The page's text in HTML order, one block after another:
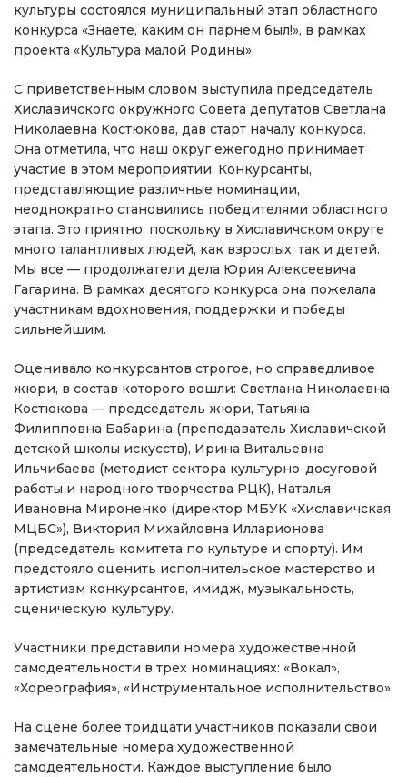
культуры состоялся муниципальный этап областного
конкурса «Знаете, каким он парнем был!», в рамках
проекта «Культура малой Родины».
С приветственным словом выступила председатель
Хиславичского окружного Совета депутатов Светлана
Николаевна Костюкова, дав старт началу конкурса.
Она отметила, что наш округ ежегодно принимает
участие в этом мероприятии. Конкурсанты,
представляющие различные номинации,
неоднократно становились победителями областного
этапа. Это приятно, поскольку в Хиславичском округе
много талантливых людей, как взрослых, так и детей.
Мы все — продолжатели дела Юрия Алексеевича
Гагарина. В рамках десятого конкурса она пожелала
участникам вдохновения, поддержки и победы
сильнейшим.
Оценивало конкурсантов строгое, но справедливое
жюри, в состав которого вошли: Светлана Николаевна
Костюкова — председатель жюри, Татьяна
Филипповна Бабарина (преподаватель Хиславичской
детской школы искусств), Ирина Витальевна
Ильчибаева (методист сектора культурно-досуговой
работы и народного творчества РЦК), Наталья
Ивановна Мироненко (директор МБУК «Хиславичская
МЦБС»), Виктория Михайловна Илларионова
(председатель комитета по культуре и спорту). Им
предстояло оценить исполнительское мастерство и
артистизм конкурсантов, имидж, музыкальность,
сценическую культуру.
Участники представили номера художественной
самодеятельности в трех номинациях: «Вокал»,
«Хореография», «Инструментальное исполнительство».
На сцене более тридцати участников показали свои
замечательные номера художественной
самодеятельности. Каждое выступление было